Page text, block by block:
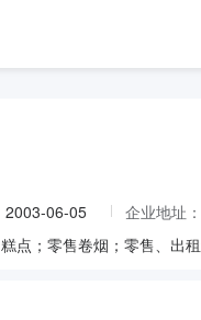
2003-06-05 企业地址：